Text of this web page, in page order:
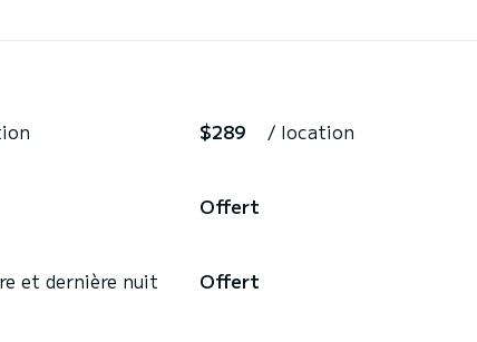
$289 / location
Offert
et dernière nuit Offert